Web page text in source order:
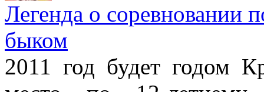
Легенда о соревновании
быком
2011 год будет годом